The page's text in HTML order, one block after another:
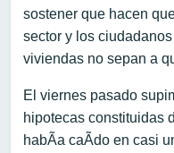
sostener que hacen
sector y los
viviendas no sepan a
El viernes pasado
hipotecas constituidas
habÃ­a caÃ­do en casi